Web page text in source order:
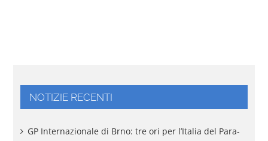
NOTIZIE RECENTI
GP Internazionale di Brno: tre ori per l’Italia del Para-